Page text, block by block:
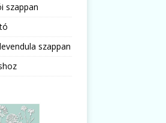
szappan
szappan